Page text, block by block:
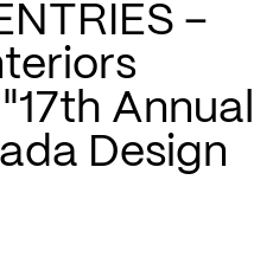
–
Annual
Design